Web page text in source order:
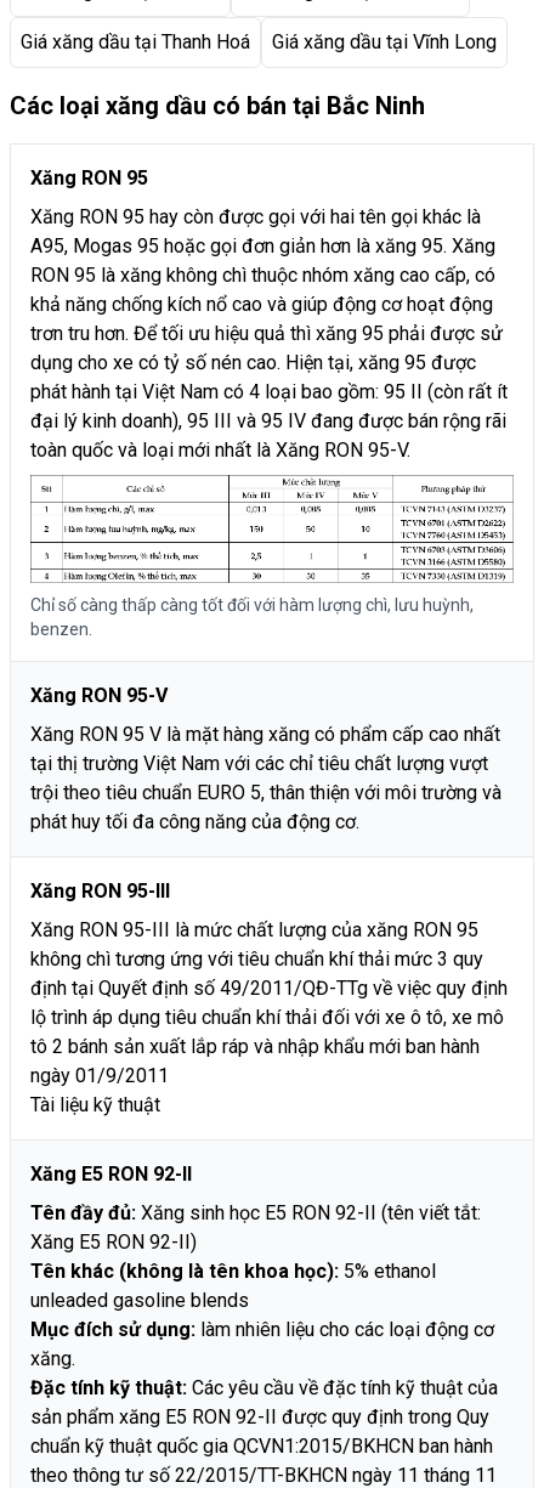
Giá xăng dầu tại Thanh Hoá Giá xăng dầu tại Vĩnh Long
Các loại xăng dầu có bán tại Bắc Ninh
Xăng RON 95
Xăng RON 95 hay còn được gọi với hai tên gọi khác là
A95, Mogas 95 hoặc gọi đơn giản hơn là xăng 95. Xăng
RON 95 là xăng không chì thuộc nhóm xăng cao cấp, có
khả năng chống kích nổ cao và giúp động cơ hoạt động
trơn tru hơn. Để tối ưu hiệu quả thì xăng 95 phải được sử
dụng cho xe có tỷ số nén cao. Hiện tại, xăng 95 được
phát hành tại Việt Nam có 4 loại bao gồm: 95 II (còn rất ít
đại lý kinh doanh), 95 III và 95 IV đang được bán rộng rãi
toàn quốc và loại mới nhất là Xăng RON 95-V.
Chỉ số càng thấp càng tốt đối với hàm lượng chì, lưu huỳnh,
benzen.
Xăng RON 95-V
Xăng RON 95 V là mặt hàng xăng có phẩm cấp cao nhất
tại thị trường Việt Nam với các chỉ tiêu chất lượng vượt
trội theo tiêu chuẩn EURO 5, thân thiện với môi trường và
phát huy tối đa công năng của động cơ.
Xăng RON 95-III
Xăng RON 95-III là mức chất lượng của xăng RON 95
không chì tương ứng với tiêu chuẩn khí thải mức 3 quy
định tại Quyết định số 49/2011/QĐ-TTg về việc quy định
lộ trình áp dụng tiêu chuẩn khí thải đối với xe ô tô, xe mô
tô 2 bánh sản xuất lắp ráp và nhập khẩu mới ban hành
ngày 01/9/2011
Tài liệu kỹ thuật
Xăng E5 RON 92-II
Tên đầy đủ: Xăng sinh học E5 RON 92-II (tên viết tắt:
Xăng E5 RON 92-II)
Tên khác (không là tên khoa học): 5% ethanol
unleaded gasoline blends
Mục đích sử dụng: làm nhiên liệu cho các loại động cơ
xăng.
Đặc tính kỹ thuật: Các yêu cầu về đặc tính kỹ thuật của
sản phẩm xăng E5 RON 92-II được quy định trong Quy
chuẩn kỹ thuật quốc gia QCVN1:2015/BKHCN ban hành
theo thông tư số 22/2015/TT-BKHCN ngày 11 tháng 11